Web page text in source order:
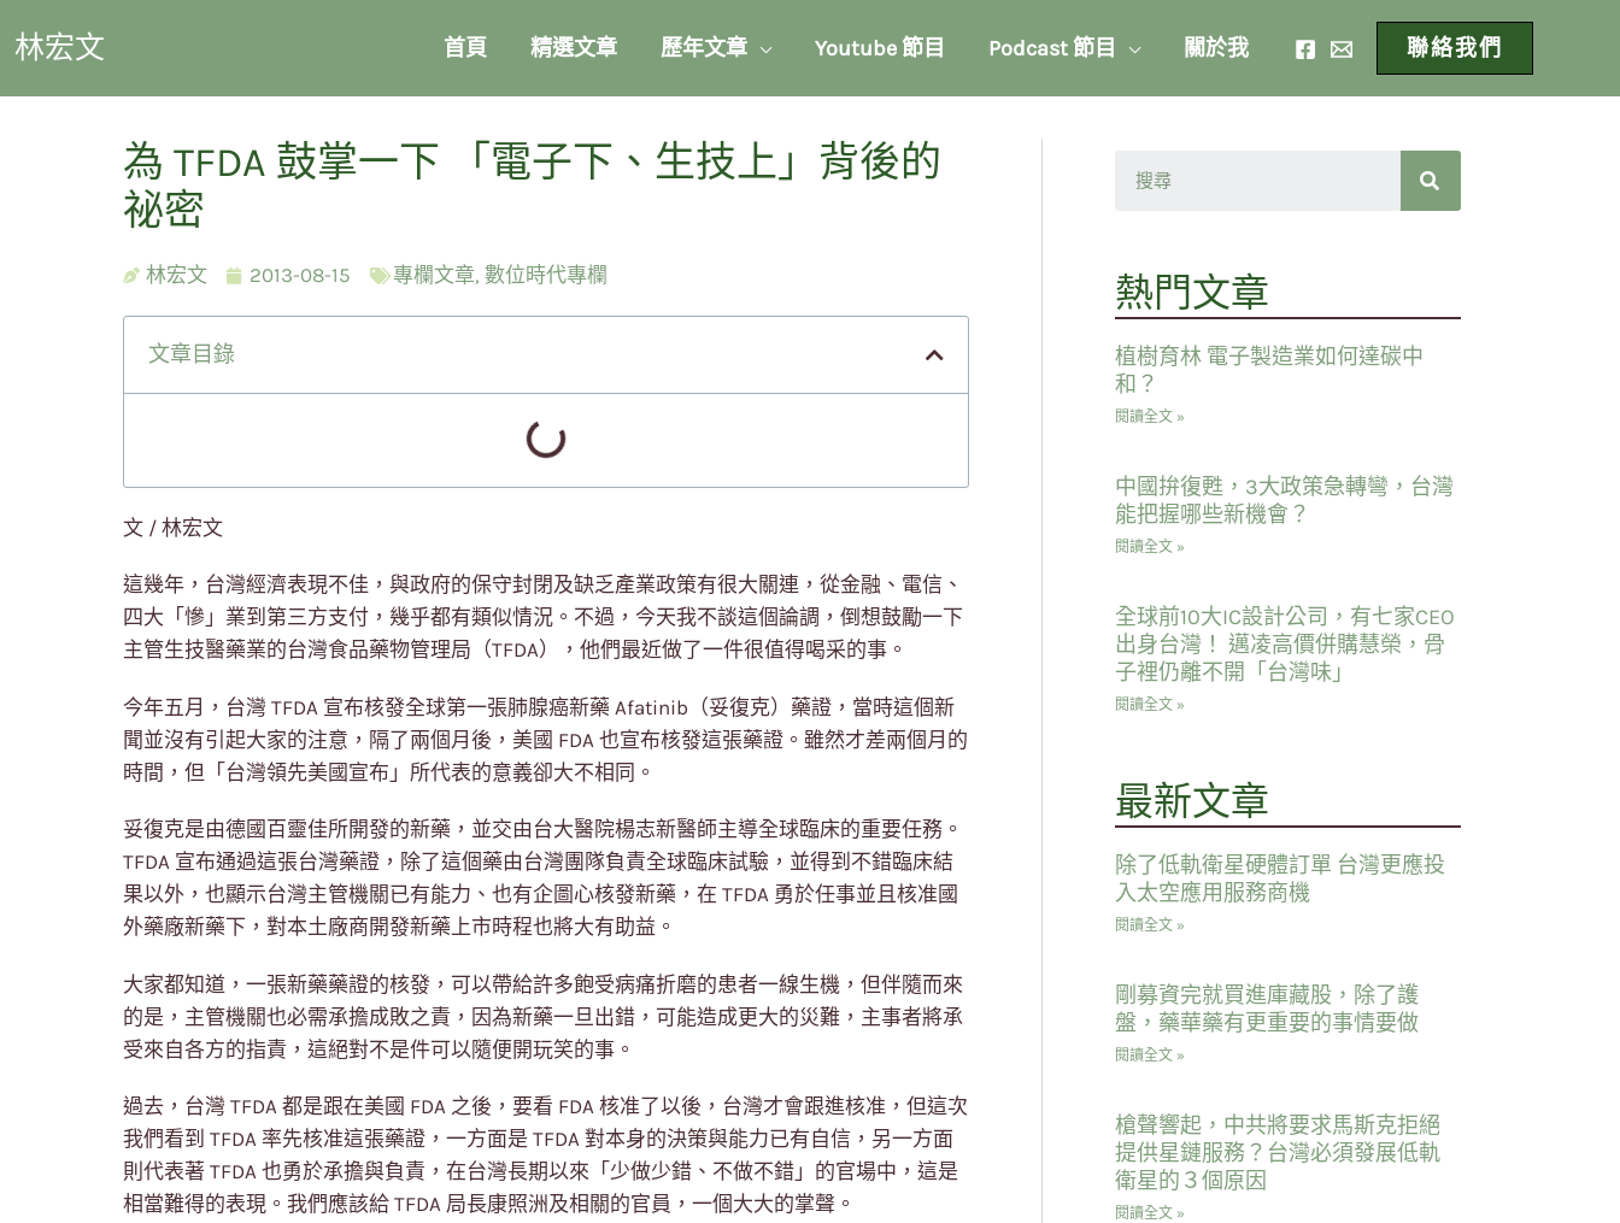
林宏文 首頁 精選文章 歷年文章 Youtube 節目 Podcast 節目 關於我 聯絡我們
為 TFDA 鼓掌一下 「電子下、生技上」背後的
祕密
林宏文 2013-08-15 專欄文章, 數位時代專欄
文章目錄
文 / 林宏文
這幾年，台灣經濟表現不佳，與政府的保守封閉及缺乏產業政策有很大關連，從金融、電信、
四大「慘」業到第三方支付，幾乎都有類似情況。不過，今天我不談這個論調，倒想鼓勵一下
主管生技醫藥業的台灣食品藥物管理局（TFDA），他們最近做了一件很值得喝采的事。
今年五月，台灣 TFDA 宣布核發全球第一張肺腺癌新藥 Afatinib（妥復克）藥證，當時這個新
聞並沒有引起大家的注意，隔了兩個月後，美國 FDA 也宣布核發這張藥證。雖然才差兩個月的
時間，但「台灣領先美國宣布」所代表的意義卻大不相同。
妥復克是由德國百靈佳所開發的新藥，並交由台大醫院楊志新醫師主導全球臨床的重要任務。
TFDA 宣布通過這張台灣藥證，除了這個藥由台灣團隊負責全球臨床試驗，並得到不錯臨床結
果以外，也顯示台灣主管機關已有能力、也有企圖心核發新藥，在 TFDA 勇於任事並且核准國
外藥廠新藥下，對本土廠商開發新藥上市時程也將大有助益。
大家都知道，一張新藥藥證的核發，可以帶給許多飽受病痛折磨的患者一線生機，但伴隨而來
的是，主管機關也必需承擔成敗之責，因為新藥一旦出錯，可能造成更大的災難，主事者將承
受來自各方的指責，這絕對不是件可以隨便開玩笑的事。
過去，台灣 TFDA 都是跟在美國 FDA 之後，要看 FDA 核准了以後，台灣才會跟進核准，但這次
我們看到 TFDA 率先核准這張藥證，一方面是 TFDA 對本身的決策與能力已有自信，另一方面
則代表著 TFDA 也勇於承擔與負責，在台灣長期以來「少做少錯、不做不錯」的官場中，這是
相當難得的表現。我們應該給 TFDA 局長康照洲及相關的官員，一個大大的掌聲。
熱門文章
植樹育林 電子製造業如何達碳中
和？
閱讀全文 »
中國拚復甦，3大政策急轉彎，台灣
能把握哪些新機會？
閱讀全文 »
全球前10大IC設計公司，有七家CEO
出身台灣！ 邁凌高價併購慧榮，骨
子裡仍離不開「台灣味」
閱讀全文 »
最新文章
除了低軌衛星硬體訂單 台灣更應投
入太空應用服務商機
閱讀全文 »
剛募資完就買進庫藏股，除了護
盤，藥華藥有更重要的事情要做
閱讀全文 »
槍聲響起，中共將要求馬斯克拒絕
提供星鏈服務？台灣必須發展低軌
衛星的３個原因
閱讀全文 »